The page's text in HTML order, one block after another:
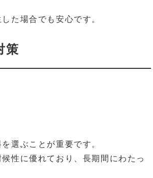
た場合でも安心です。
策
選ぶことが重要です。
性に優れており、長期間にわたっ